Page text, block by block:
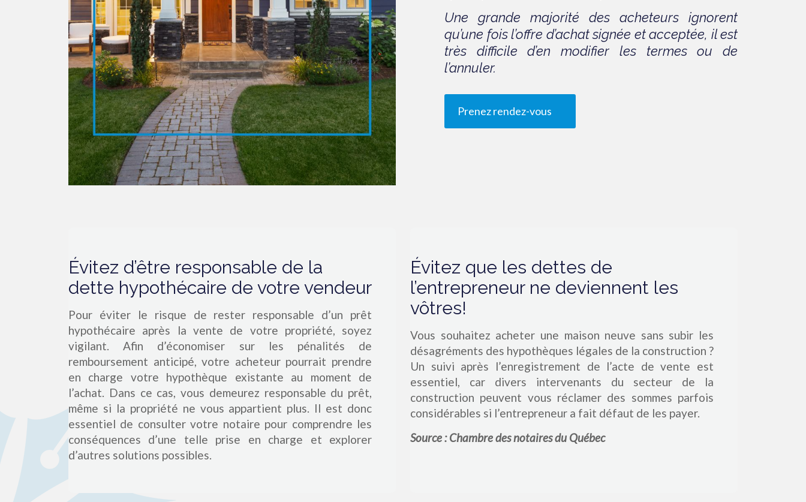
Une grande majorité des acheteurs ignorent
qu’une fois l’offre d’achat signée et acceptée, il est
très difficile d’en modifier les termes ou de
l’annuler.
Prenez rendez-vous
Évitez d’être responsable de la
dette hypothécaire de votre vendeur
Pour éviter le risque de rester responsable d’un prêt
hypothécaire après la vente de votre propriété, soyez
vigilant. Afin d’économiser sur les pénalités de
remboursement anticipé, votre acheteur pourrait prendre
en charge votre hypothèque existante au moment de
l’achat. Dans ce cas, vous demeurez responsable du prêt,
même si la propriété ne vous appartient plus. Il est donc
essentiel de consulter votre notaire pour comprendre les
conséquences d’une telle prise en charge et explorer
d’autres solutions possibles.
Évitez que les dettes de
l’entrepreneur ne deviennent les
vôtres!
Vous souhaitez acheter une maison neuve sans subir les
désagréments des hypothèques légales de la construction ?
Un suivi après l’enregistrement de l’acte de vente est
essentiel, car divers intervenants du secteur de la
construction peuvent vous réclamer des sommes parfois
considérables si l’entrepreneur a fait défaut de les payer.
Source : Chambre des notaires du Québec